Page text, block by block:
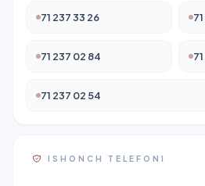
71 237 33 26
71 237 02 84
71 237 02 54
ISHONCH TELEFONI